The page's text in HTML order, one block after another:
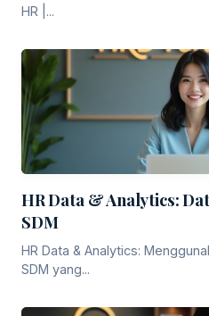
HR |...
HR Data & Analytics:
SDM
HR Data & Analytics:
SDM yang...